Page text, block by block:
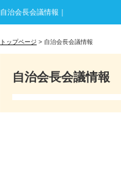
自治会長会議情報｜
トップページ > 自治会長会議情報
自治会長会議情報